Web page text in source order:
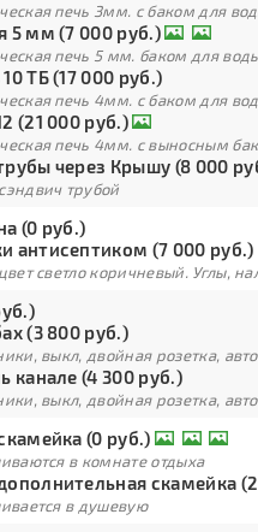
печь 3мм. с баком для
5 мм (7 000 руб.)
печь 5 мм. баком для
ТБ (17 000 руб.)
печь 4мм. с баком для
(21 000 руб.)
печь 4мм. с выносным
через Крышу (8 000
трубой
(0 руб.)
антисептиком (7 000 руб.)
светло коричневый. Углы,
(3 800 руб.)
выкл, двойная розетка,
канале (4 300 руб.)
выкл, двойная розетка,
(0 руб.)
в комнате отдыха
скамейка
в душевую